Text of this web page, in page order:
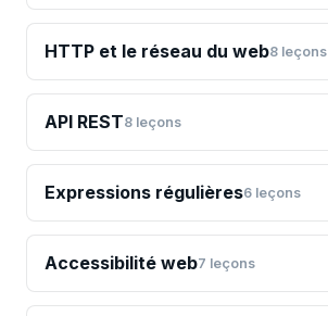
HTTP et le réseau du web8 leçons
API REST8 leçons
Expressions régulières6 leçons
Accessibilité web7 leçons